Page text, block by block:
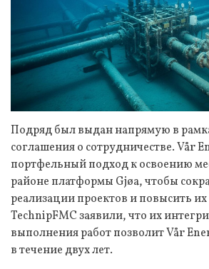
Подряд был выдан напрямую в
соглашения о сотрудничестве. Vår
портфельный подход к освоению
районе платформы Gjøa, чтобы
реализации проектов и повысить их
TechnipFMC заявили, что их
выполнения работ позволит Vår
в течение двух лет.